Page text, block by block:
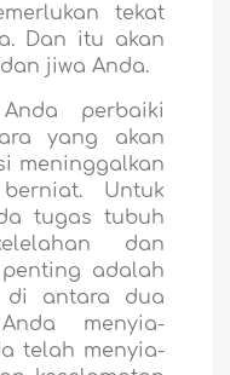
tekat
Dan itu akan
jiwa Anda.
perbaiki
yang akan
meninggalkan
Untuk
tugas tubuh
dan
adalah
di antara dua
menyia-
telah menyia-